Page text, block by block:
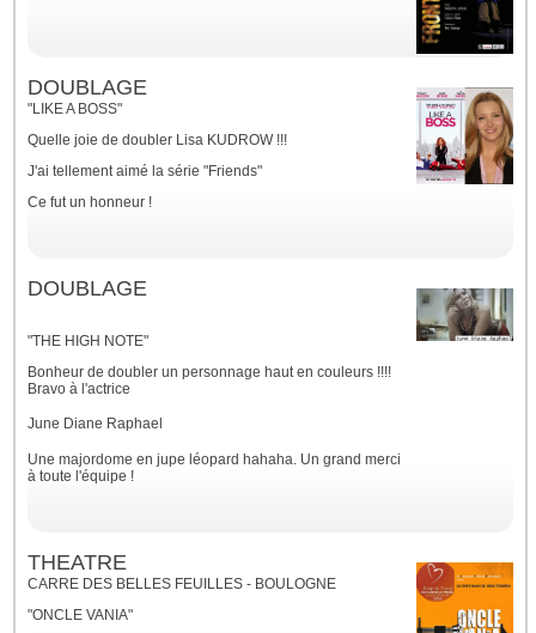
DOUBLAGE
"LIKE A BOSS"
Quelle joie de doubler Lisa KUDROW !!!
J'ai tellement aimé la série "Friends"
Ce fut un honneur !
DOUBLAGE
"THE HIGH NOTE"
Bonheur de doubler un personnage haut en couleurs !!!!
Bravo à l'actrice
June Diane Raphael
Une majordome en jupe léopard hahaha. Un grand merci
à toute l'équipe !
THEATRE
CARRE DES BELLES FEUILLES - BOULOGNE
"ONCLE VANIA"